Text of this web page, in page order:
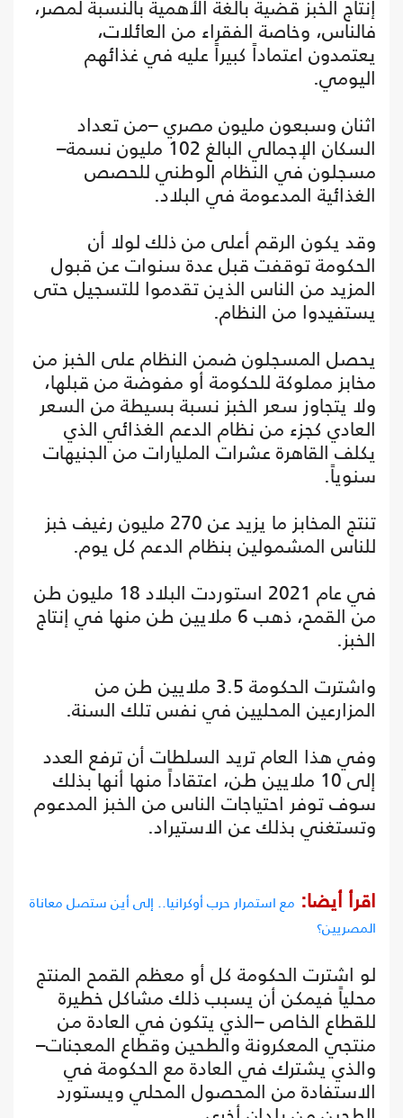
إنتاج الخبز قضية بالغة الأهمية بالنسبة لمصر،
فالناس، وخاصة الفقراء من العائلات،
يعتمدون اعتماداً كبيراً عليه في غذائهم
اليومي.
اثنان وسبعون مليون مصري –من تعداد
السكان الإجمالي البالغ 102 مليون نسمة–
مسجلون في النظام الوطني للحصص
الغذائية المدعومة في البلاد.
وقد يكون الرقم أعلى من ذلك لولا أن
الحكومة توقفت قبل عدة سنوات عن قبول
المزيد من الناس الذين تقدموا للتسجيل حتى
يستفيدوا من النظام.
يحصل المسجلون ضمن النظام على الخبز من
مخابز مملوكة للحكومة أو مفوضة من قبلها،
ولا يتجاوز سعر الخبز نسبة بسيطة من السعر
العادي كجزء من نظام الدعم الغذائي الذي
يكلف القاهرة عشرات المليارات من الجنيهات
سنوياً.
تنتج المخابز ما يزيد عن 270 مليون رغيف خبز
للناس المشمولين بنظام الدعم كل يوم.
في عام 2021 استوردت البلاد 18 مليون طن
من القمح، ذهب 6 ملايين طن منها في إنتاج
الخبز.
واشترت الحكومة 3.5 ملايين طن من
المزارعين المحليين في نفس تلك السنة.
وفي هذا العام تريد السلطات أن ترفع العدد
إلى 10 ملايين طن، اعتقاداً منها أنها بذلك
سوف توفر احتياجات الناس من الخبز المدعوم
وتستغني بذلك عن الاستيراد.
اقرأ أيضا: مع استمرار حرب أوكرانيا.. إلى أين ستصل معاناة
المصريين؟
لو اشترت الحكومة كل أو معظم القمح المنتج
محلياً فيمكن أن يسبب ذلك مشاكل خطيرة
للقطاع الخاص –الذي يتكون في العادة من
منتجي المعكرونة والطحين وقطاع المعجنات–
والذي يشترك في العادة مع الحكومة في
الاستفادة من المحصول المحلي ويستورد